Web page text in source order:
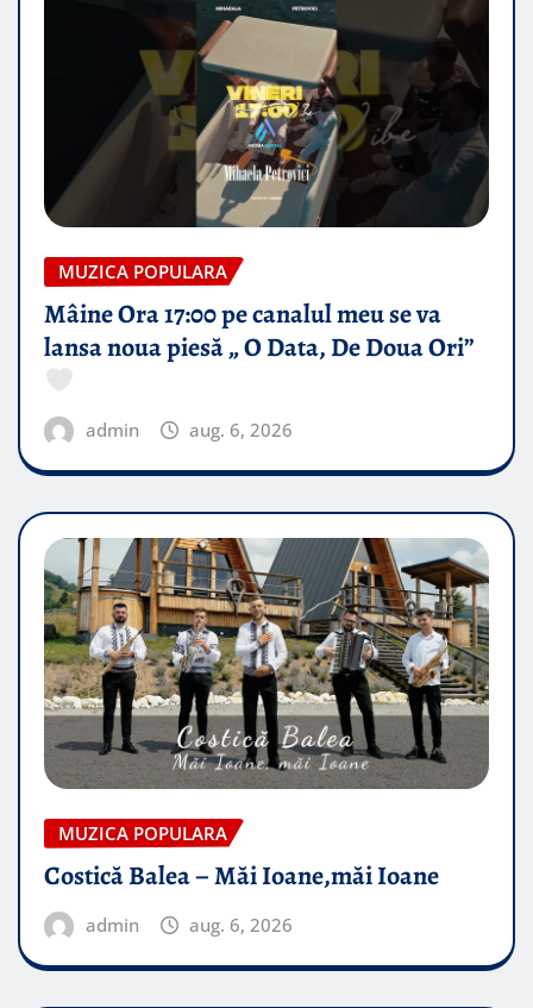
MUZICA POPULARA
Mâine Ora 17:00 pe canalul meu se va
lansa noua piesă „ O Data, De Doua Ori”
admin aug. 6, 2026
MUZICA POPULARA
Costică Balea – Măi Ioane,măi Ioane
admin aug. 6, 2026